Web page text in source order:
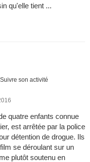
qu'elle tient ...
Suivre son activité
quatre enfants connue
est arrêtée par la police
détention de drogue. Ils
se déroulant sur un
plutôt soutenu en